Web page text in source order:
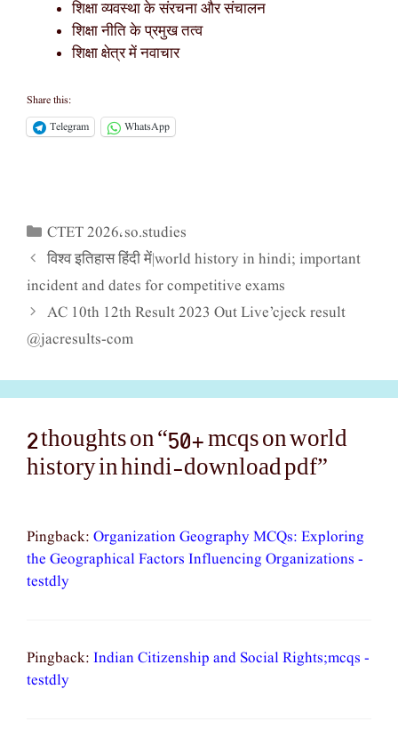
शिक्षा व्यवस्था के संरचना और संचालन
शिक्षा नीति के प्रमुख तत्व
शिक्षा क्षेत्र में नवाचार
Share this:
Telegram
WhatsApp
Categories
CTET 2026,so.studies
विश्व इतिहास हिंदी में|world history in hindi; important
incident and dates for competitive exams
AC 10th 12th Result 2023 Out Live’cjeck result
@jacresults-com
2 thoughts on “50+ mcqs on world
history in hindi-download pdf”
Pingback: Organization Geography MCQs: Exploring
the Geographical Factors Influencing Organizations -
testdly
Pingback: Indian Citizenship and Social Rights;mcqs -
testdly